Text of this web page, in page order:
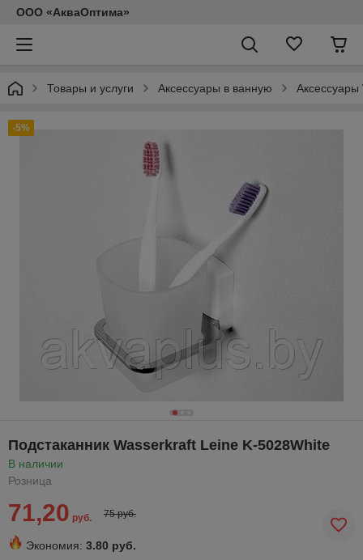
ООО «АкваОптима»
Товары и услуги Аксессуары в ванную
-5%
Подстаканник Wasserkraft Leine K-5028White
В наличии
Розница
71,20 руб. 75 руб.
Экономия: 3.80 руб.